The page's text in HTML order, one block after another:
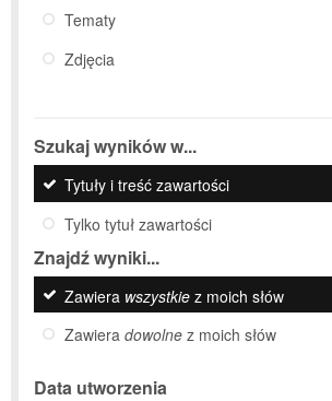
Tematy
Zdjęcia
Szukaj wyników w...
Tytuły i treść zawartości
Tylko tytuł zawartości
Znajdź wyniki...
Zawiera wszystkie z moich słów
Zawiera dowolne z moich słów
Data utworzenia